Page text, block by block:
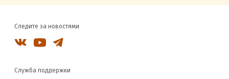
Следите за новостями
Служба поддержки